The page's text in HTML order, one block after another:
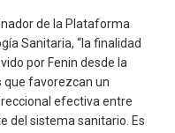
de la Plataforma
Sanitaria, “la finalidad
por Fenin desde la
que favorezcan un
efectiva entre
del sistema sanitario. Es